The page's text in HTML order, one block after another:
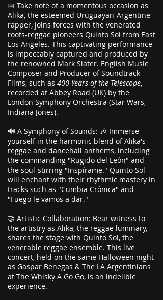
📅 Take note of a momentous occasion as
Alika, the esteemed Uruguayan-Argentine
rapper, joins forces with the venerated
roots-reggae pioneers Quinto Sol from East
Los Angeles. This captivating performance
is impeccably captured and produced by
the renowned Mark Slater. English Music
Composer and Producer of Soundtrack
Films, such as 400 Years of the Telescope,
recorded at Abbey Road (UK) by the
London Symphony Orchestra (Star Wars,
Indiana Jones).
🔊 A Symphony of Sounds: 🎶 Immerse
yourself in the harmonic blend of Alika's
reggae and dancehall anthems, including
the commanding "Rugido del León" and
the soul-stirring "Inspírame." Quinto Sol
will enchant with their rhythmic mastery in
tracks such as "Cumbia Crónica" and
"Fuego le vamos a dar."
🤝 Artistic Collaboration: Bear witness to
the artistry as Alika, the reggae luminary,
shares the stage with Quinto Sol, the
venerable reggae ensemble. This live
concert, held on the same Halloween night
as Gaspar Benegas & The LA Argentinians
at The Whisky A Go Go, is an indelible
experience.